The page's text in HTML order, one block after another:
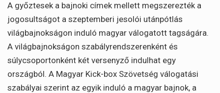
A győztesek a bajnoki címek mellett megszerezték a
jogosultságot a szeptemberi jesolói utánpótlás
világbajnokságon induló magyar válogatott tagságára.
A világbajnokságon szabályrendszerenként és
súlycsoportonként két versenyző indulhat egy
országból. A Magyar Kick-box Szövetség válogatási
szabályai szerint az egyik induló a magyar bajnok, a